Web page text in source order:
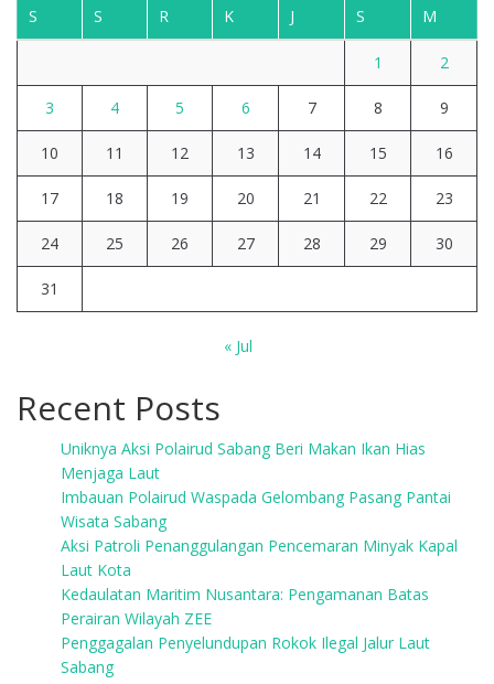
S S R K J S M
1 2
3 4 5 6 7 8 9
10 11 12 13 14 15 16
17 18 19 20 21 22 23
24 25 26 27 28 29 30
31
« Jul
Recent Posts
Uniknya Aksi Polairud Sabang Beri Makan Ikan Hias
Menjaga Laut
Imbauan Polairud Waspada Gelombang Pasang Pantai
Wisata Sabang
Aksi Patroli Penanggulangan Pencemaran Minyak Kapal
Laut Kota
Kedaulatan Maritim Nusantara: Pengamanan Batas
Perairan Wilayah ZEE
Penggagalan Penyelundupan Rokok Ilegal Jalur Laut
Sabang